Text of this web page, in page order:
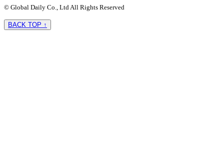
© Global Daily Co., Ltd All Rights Reserved
BACK TOP ↑